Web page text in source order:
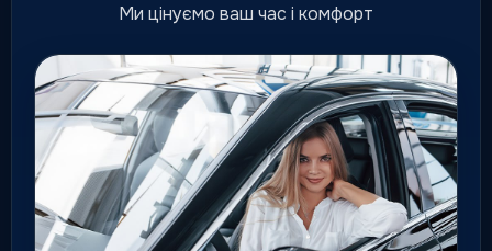
Люкс таксі
Флагманський клас для
особливих подій, гостей і
персональних поїздок.
для особливих маршрутів
Ми цінуємо ваш час і комфорт